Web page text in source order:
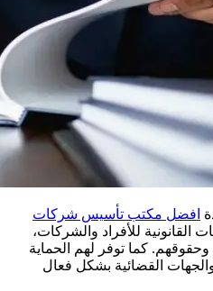
افضل مكتب تأسيس شركات
القانونية للأفراد والشركات،
كما توفر لهم الحماية
والجهات القضائية بشكل فعال